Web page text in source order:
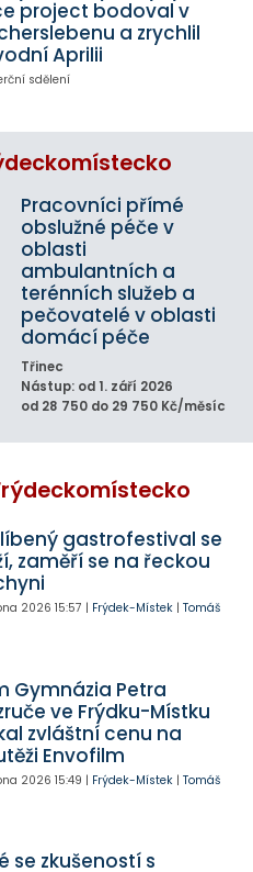
project bodoval v
a zrychlil
Aprilii
sdělení
Pracovníci přímé
obslužné péče v
oblasti
ambulantních a
terénních služeb a
pečovatelé v oblasti
domácí péče
Třinec
Nástup: od 1. září 2026
od 28 750 do 29 750 Kč/měsíc
gastrofestival se
zaměří se na řeckou
2026 15:57 | Frýdek-Místek| Tomáš
Gymnázia Petra
ve Frýdku-Místku
zvláštní cenu na
Envofilm
2026 15:49 | Frýdek-Místek| Tomáš
se zkušeností s